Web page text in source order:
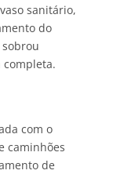
sanitário,
do
com o
caminhões
de